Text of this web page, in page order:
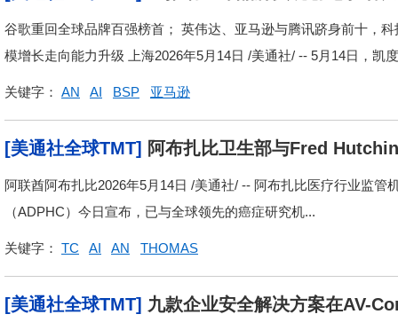
全球品牌100强榜单及分析报告
谷歌重回全球品牌百强榜首； 英伟达、亚马逊与腾讯跻身前十，
模增长走向能力升级 上海2026年5月14日 /美通社/ -- 5月14日，凯
关键字： AN AI BSP 亚马逊
[美通社全球TMT] 阿布扎比卫生部与Fred
防
阿联酋阿布扎比2026年5月14日 /美通社/ -- 阿布扎比医疗行业监
（ADPHC）今日宣布，已与全球领先的癌症研究机...
关键字： TC AI AN THOMAS
[美通社全球TMT] 九款企业安全解决方案在AV-